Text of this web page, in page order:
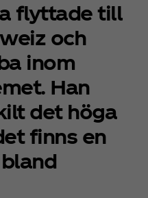
flyttade till
och
inom
Han
det höga
finns en